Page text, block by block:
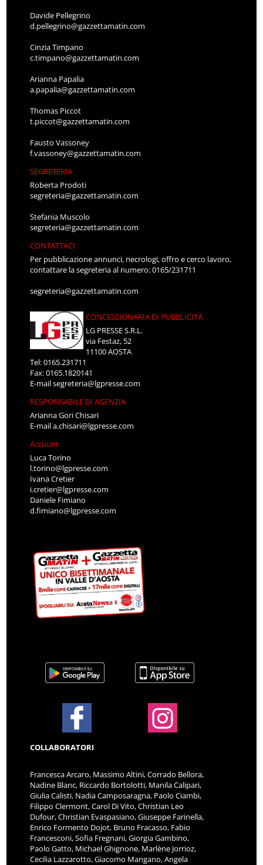
Davide Pellegrino
d.pellegrino@gazzettamatin.com
Cinzia Timpano
c.timpano@gazzettamatin.com
Arianna Papalia
a.papalia@gazzettamatin.com
Thomas Piccot
t.piccot@gazzettamatin.com
Fausto Vassoney
f.vassoney@gazzettamatin.com
SEGRETERIA
Roberta Prodoti
segreteria@gazzettamatin.com
Stefania Muscolo
segreteria@gazzettamatin.com
CONTATTACI
Per pubblicazione annunci, necrologi, offro e cerco lavoro,
contattare la segreteria al numero: 0165/231711
segreteria@gazzettamatin.com
CONCESSIONARIA DI PUBBLICITÀ
LG PRESSE S.R.L.
via Festaz, 52
11100 AOSTA
Tel: 0165.231711
Fax: 0165.1820141
E-mailsegreteria@lgpresse.com
RESPONSABILE DI AGENZIA
Arianna Gori Chisari
E-maila.chisari@lgpresse.com
Account
Luca Torino
l.torino@lgpresse.com
Ivana Cretier
i.cretier@lgpresse.com
Daniele Fimiano
d.fimiano@lgpresse.com
COLLABORATORI
Francesca Arcaro, Massimo Altini, Corrado Bellora,
Nadine Blanc, Riccardo Bortolotti, Manila Calipari,
Giulia Calisti, Nadia Camposaragna, Paolo Ciambi,
Filippo Clermont, Carol Di Vito, Christian Leo
Dufour, Christian Evaspasiano, Giuseppe Farinella,
Enrico Formento Dojot, Bruno Fracasso, Fabio
Francesconi, Sofia Fregnani, Giorgia Gambino,
Paolo Gatto, Michael Ghignone, Marlène Jorrioz,
Cecilia Lazzarotto, Giacomo Mangano, Angela